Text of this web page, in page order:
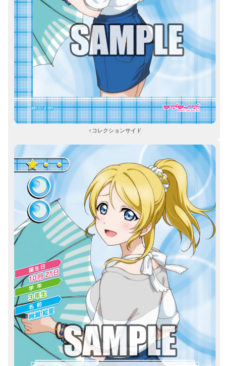
↑コレクションサイド